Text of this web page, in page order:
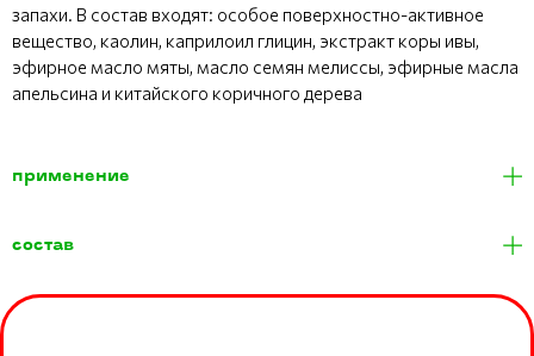
запахи. В состав входят: особое поверхностно-активное
вещество, каолин, каприлоил глицин, экстракт коры ивы,
эфирное масло мяты, масло семян мелиссы, эфирные масла
апельсина и китайского коричного дерева
применение
состав